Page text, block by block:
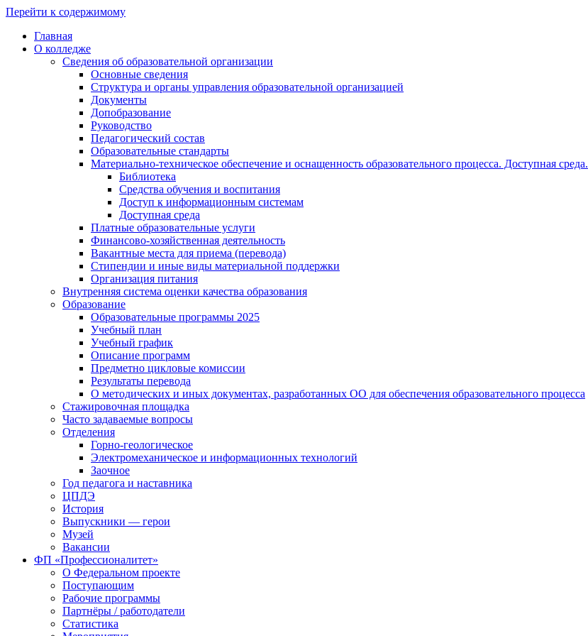
Перейти к содержимому
Главная
О колледже
Сведения об образовательной организации
Основные сведения
Структура и органы управления образовательной организацией
Документы
Допобразование
Руководство
Педагогический состав
Образовательные стандарты
Материально-техническое обеспечение и оснащенность образовательного процесса. Доступная среда.
Библиотека
Средства обучения и воспитания
Доступ к информационным системам
Доступная среда
Платные образовательные услуги
Финансово-хозяйственная деятельность
Вакантные места для приема (перевода)
Стипендии и иные виды материальной поддержки
Организация питания
Внутренняя система оценки качества образования
Образование
Образовательные программы 2025
Учебный план
Учебный график
Описание программ
Предметно цикловые комиссии
Результаты перевода
О методических и иных документах, разработанных ОО для обеспечения образовательного процесса
Стажировочная площадка
Часто задаваемые вопросы
Отделения
Горно-геологическое
Электромеханическое и информационных технологий
Заочное
Год педагога и наставника
ЦПДЭ
История
Выпускники — герои
Музей
Вакансии
ФП «Профессионалитет»
О Федеральном проекте
Поступающим
Рабочие программы
Партнёры / работодатели
Статистика